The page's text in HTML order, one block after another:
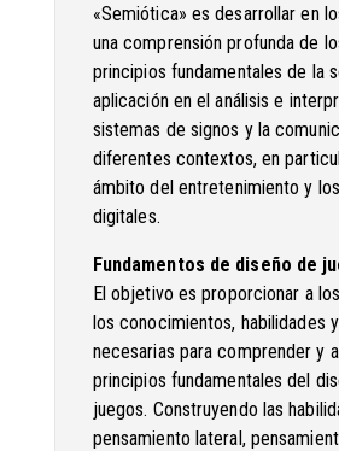
«Semiótica» es desarrollar en
una comprensión profunda de
principios fundamentales de la
aplicación en el análisis e
sistemas de signos y la
diferentes contextos, en
ámbito del entretenimiento y
digitales.
Fundamentos de diseño de
El objetivo es proporcionar a
los conocimientos, habilidades
necesarias para comprender y
principios fundamentales del
juegos. Construyendo las
pensamiento lateral,